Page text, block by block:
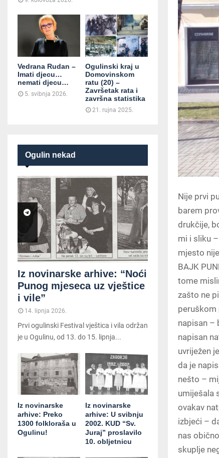
Nije prvi
barem
drukčije,
mi i sliku
mjesto
BAJK
tome
zašto ne
peruškom
napisan –
napisan
uvriježen
da je
nešto –
umiješala
ovakav
izbjeći –
nas
skuplje
Vedrana Rudan –
Imati djecu…
nemati djecu…
5. svibnja 2026.
Ogulinski kraj u
Domovinskom
ratu (20) –
Završetak rata i
završna statistika
21. rujna 2025.
Ogulin nekad
Iz novinarske arhive: “Noći
Punog mjeseca uz vještice
i vile”
14. lipnja 2026.
Prvi ogulinski Festival vještica i vila održan
je u Ogulinu, od 13. do 15. lipnja...
Iz novinarske
arhive: Preko
1300 folkloraša u
Ogulinu!
Iz novinarske
arhive: U svibnju
2002. KUD “Sv.
Juraj” proslavilo
10. obljetnicu